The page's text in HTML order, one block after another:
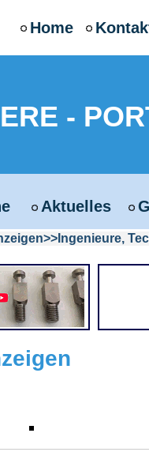
Home
-
Aktuelles
Ingenieure,